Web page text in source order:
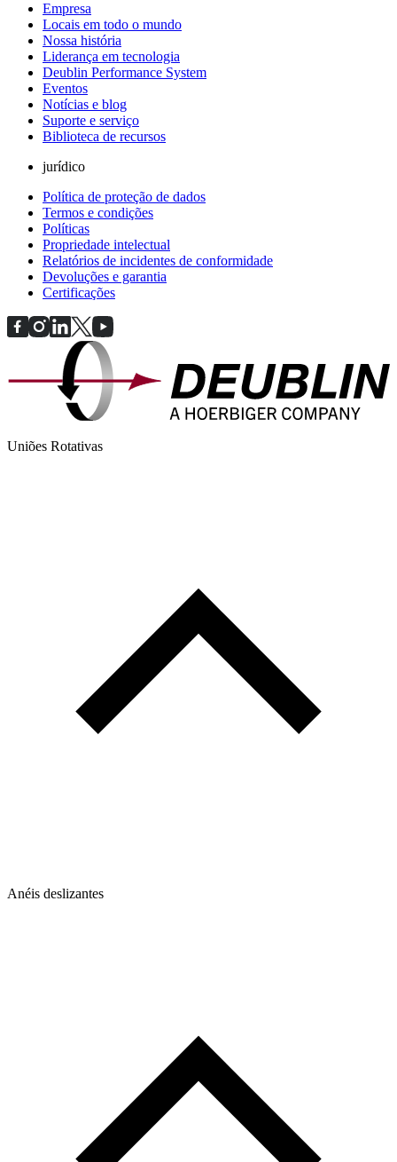
Empresa
Locais em todo o mundo
Nossa história
Liderança em tecnologia
Deublin Performance System
Eventos
Notícias e blog
Suporte e serviço
Biblioteca de recursos
jurídico
Política de proteção de dados
Termos e condições
Políticas
Propriedade intelectual
Relatórios de incidentes de conformidade
Devoluções e garantia
Certificações
Uniões Rotativas
Anéis deslizantes